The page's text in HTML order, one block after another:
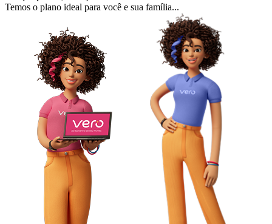
Temos o plano ideal para você e sua família...